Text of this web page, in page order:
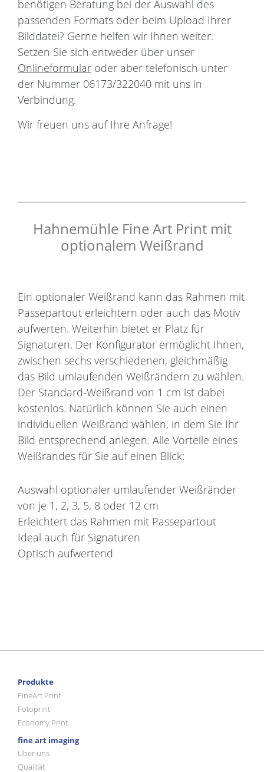
benötigen Beratung bei der Auswahl des
passenden Formats oder beim Upload Ihrer
Bilddatei? Gerne helfen wir Ihnen weiter.
Setzen Sie sich entweder über unser
Onlineformular oder aber telefonisch unter
der Nummer 06173/322040 mit uns in
Verbindung.
Wir freuen uns auf Ihre Anfrage!
Hahnemühle Fine Art Print mit
optionalem Weißrand
Ein optionaler Weißrand kann das Rahmen mit
Passepartout erleichtern oder auch das Motiv
aufwerten. Weiterhin bietet er Platz für
Signaturen. Der Konfigurator ermöglicht Ihnen,
zwischen sechs verschiedenen, gleichmäßig
das Bild umlaufenden Weißrändern zu wählen.
Der Standard-Weißrand von 1 cm ist dabei
kostenlos. Natürlich können Sie auch einen
individuellen Weißrand wählen, in dem Sie Ihr
Bild entsprechend anlegen. Alle Vorteile eines
Weißrandes für Sie auf einen Blick:
Auswahl optionaler umlaufender Weißränder
von je 1, 2, 3, 5, 8 oder 12 cm
Erleichtert das Rahmen mit Passepartout
Ideal auch für Signaturen
Optisch aufwertend
Produkte
FineArt Print
Fotoprint
Economy Print
fine art imaging
Über uns
Qualität